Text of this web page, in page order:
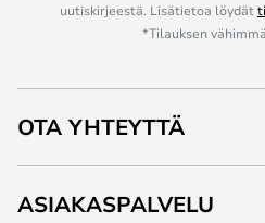
uutiskirjeestä. Lisätietoa löydät
*Tilauksen
OTA YHTEYTTÄ
ASIAKASPALVELU